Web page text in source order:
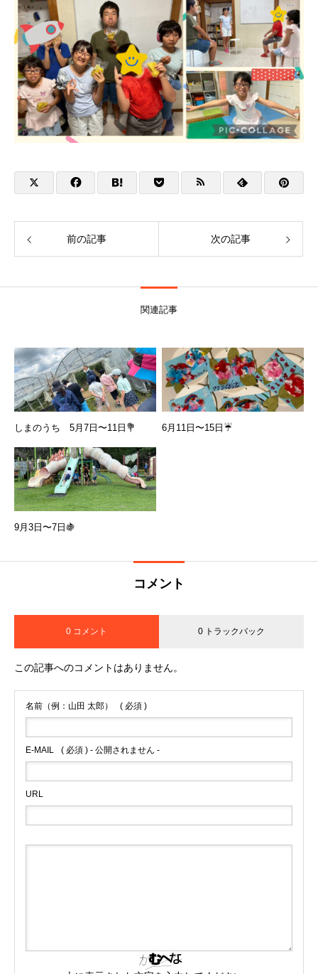
前の記事 次の記事
関連記事
しまのうち 5月7日〜11日💐 6月11日〜15日☔
9月3日〜7日🍇
コメント
0 コメント 0 トラックバック
この記事へのコメントはありません。
名前（例：山田 太郎） ( 必須 )
E-MAIL ( 必須 ) - 公開されません -
URL